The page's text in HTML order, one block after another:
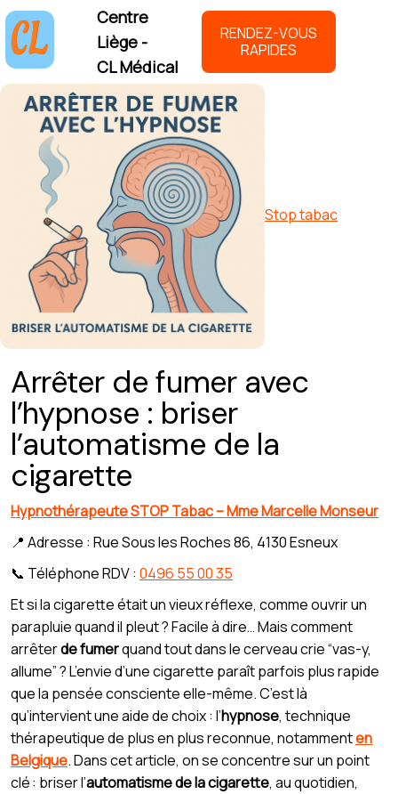
Centre
Liège -
CL Médical
RENDEZ-VOUS
RAPIDES
Stop tabac
Arrêter de fumer avec
l’hypnose : briser
l’automatisme de la
cigarette
Hypnothérapeute STOP Tabac – Mme Marcelle Monseur
📍 Adresse : Rue Sous les Roches 86, 4130 Esneux
📞 Téléphone RDV : 0496 55 00 35
Et si la cigarette était un vieux réflexe, comme ouvrir un
parapluie quand il pleut ? Facile à dire… Mais comment
arrêterde fumerquand tout dans le cerveau crie “vas-y,
allume” ? L’envie d’une cigarette paraît parfois plus rapide
que la pensée consciente elle-même. C’est là
qu’intervient une aide de choix : l’hypnose, technique
thérapeutique de plus en plus reconnue, notammenten
Belgique. Dans cet article, on se concentre sur un point
clé : briser l’automatisme de la cigarette, au quotidien,